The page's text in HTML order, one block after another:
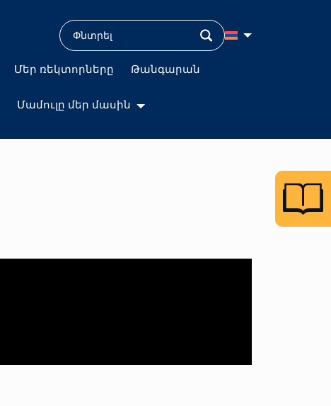
Մեր ռեկտորները Թանգարան
Մամուլը մեր մասին